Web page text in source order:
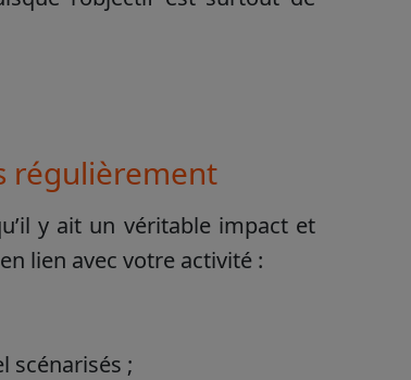
régulièrement
y ait un véritable impact et
lien avec votre activité :
scénarisés ;